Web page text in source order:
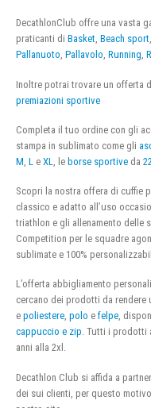
DecathlonClub offre una vasta
praticanti di Basket, Beach sport,
Pallanuoto, Pallavolo, Running,
Inoltre potrai trovare un offerta
premiazioni sportive
Completa il tuo ordine con gli
stampa in sublimato come gli
M L e XL , le borse sportive da 22
Scopri la nostra offera di cuffie
classico e adatto all’uso
triathlon e gli allenamento delle
Competition per le squadre
sublimate e 100%
L’offerta abbigliamento
cercano dei prodotti da
e poliestere, polo e felpe,
cappuccio e zip. Tutti i prodotti
anni alla 2xl.
Decathlon Club si affida a
dei sui clienti, per questo